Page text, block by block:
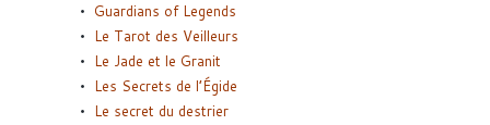
Guardians of Legends
Le Tarot des Veilleurs
Le Jade et le Granit
Les Secrets de l’Égide
Le secret du destrier